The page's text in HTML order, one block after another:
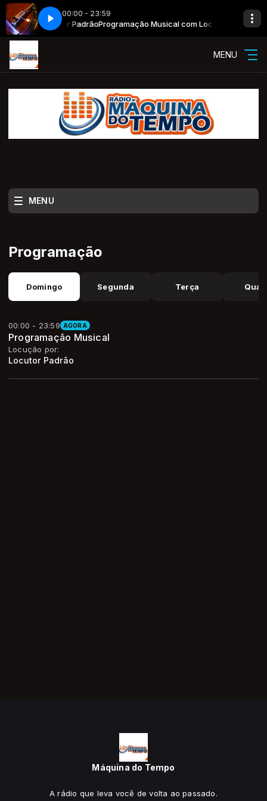
00:00 - 23:59
com Locutor PadrãoProgramação Musical com Locutor Padrão
here Now Playing info goes here
MENU
MENU
Programação
Domingo Segunda Terça
00:00 - 23:59 AGORA
Programação Musical
Locução por:
Locutor Padrão
Máquina do Tempo
A rádio que leva você de volta ao passado.